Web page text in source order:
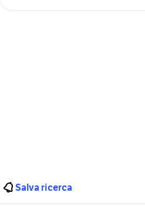
Salva ricerca